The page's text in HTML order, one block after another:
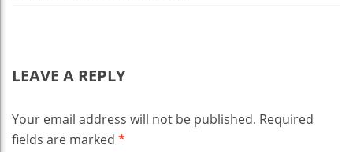
LEAVE A REPLY
Your email address will not be published. Required
fields are marked *